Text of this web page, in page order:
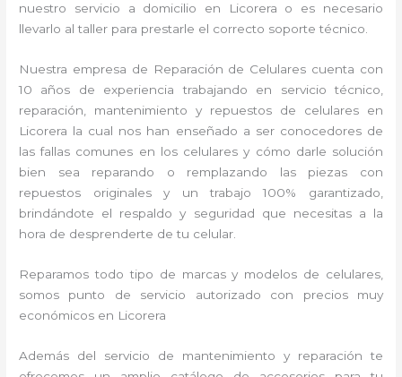
nuestro servicio a domicilio en Licorera o es necesario
llevarlo al taller para prestarle el correcto soporte técnico.
Nuestra empresa de Reparación de Celulares cuenta con
10 años de experiencia trabajando en servicio técnico,
reparación, mantenimiento y repuestos de celulares en
Licorera la cual nos han enseñado a ser conocedores de
las fallas comunes en los celulares y cómo darle solución
bien sea reparando o remplazando las piezas con
repuestos originales y un trabajo 100% garantizado,
brindándote el respaldo y seguridad que necesitas a la
hora de desprenderte de tu celular.
Reparamos todo tipo de marcas y modelos de celulares,
somos punto de servicio autorizado con precios muy
económicos en Licorera
Además del servicio de mantenimiento y reparación te